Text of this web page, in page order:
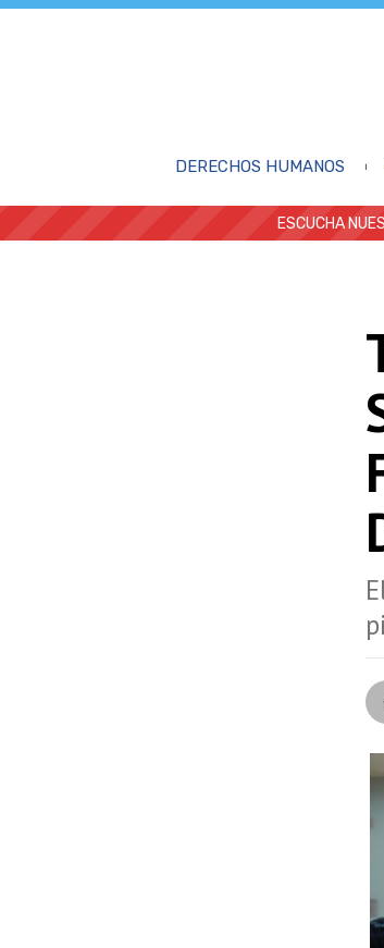
DERECHOS HUMANOS
ESCUCHA